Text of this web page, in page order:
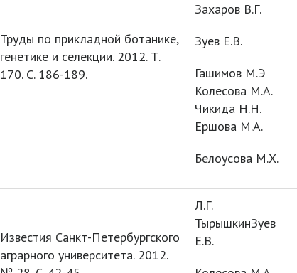
Труды по прикладной ботанике,
генетике и селекции. 2012. Т.
170. С. 186-189.
Захаров В.Г.
Зуев Е.В.
Гашимов М.Э
Колесова М.А.
Чикида Н.Н.
Ершова М.А.
Белоусова М.Х.
Известия Санкт-Петербургского
аграрного университета. 2012.
Л.Г.
ТырышкинЗуев
Е.В.